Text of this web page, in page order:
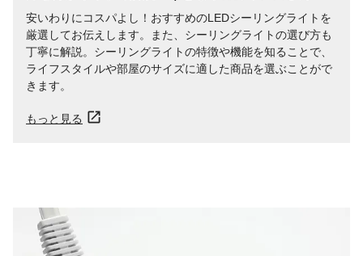
安いわりにコスパよし！おすすめのLEDシーリングライトを
厳選してお伝えします。また、シーリングライトの選び方も
丁寧に解説。シーリングライトの特徴や機能を知ることで、
ライフスタイルや部屋のサイズに適した商品を選ぶことがで
きます。
もっと見る